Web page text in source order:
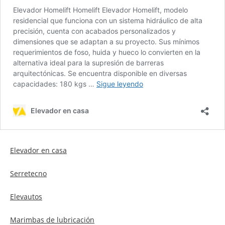
Elevador en casa
Serretecno
Elevautos
Marimbas de lubricación